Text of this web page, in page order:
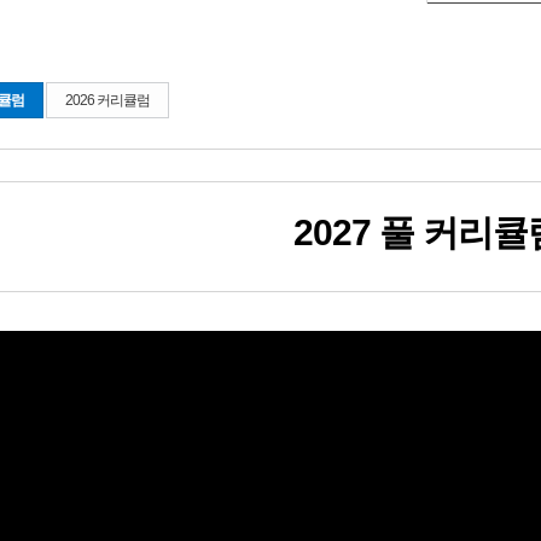
럼 2026 커리큘럼
2027 풀 커리큘